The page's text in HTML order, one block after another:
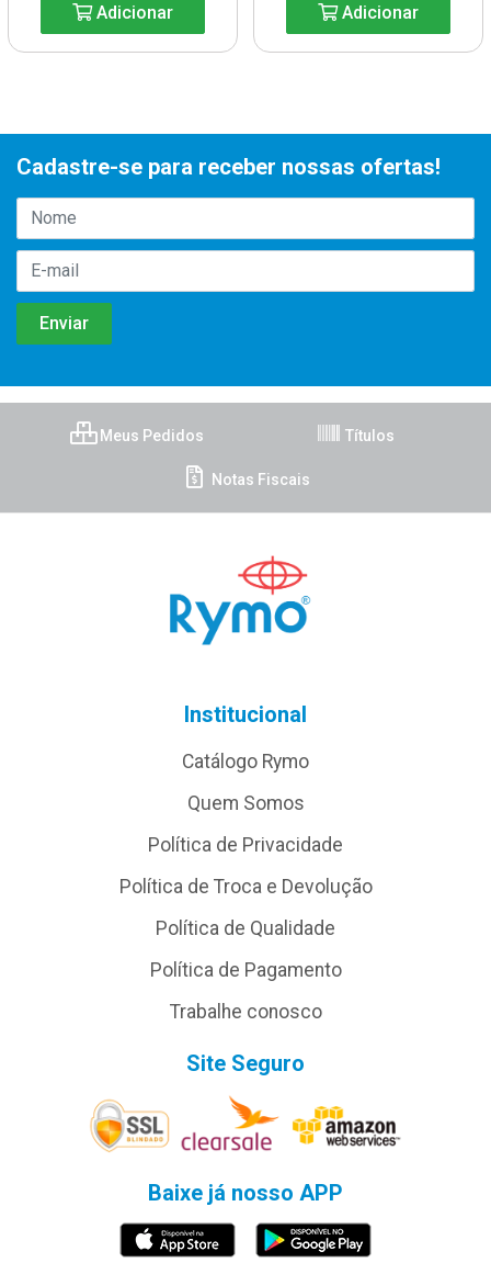
Adicionar Adicionar
Cadastre-se para receber nossas ofertas!
Meus Pedidos Títulos
Notas Fiscais
Institucional
Catálogo Rymo
Quem Somos
Política de Privacidade
Política de Troca e Devolução
Política de Qualidade
Política de Pagamento
Trabalhe conosco
Site Seguro
Baixe já nosso APP